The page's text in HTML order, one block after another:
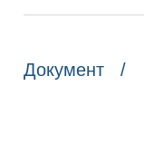
Документ /